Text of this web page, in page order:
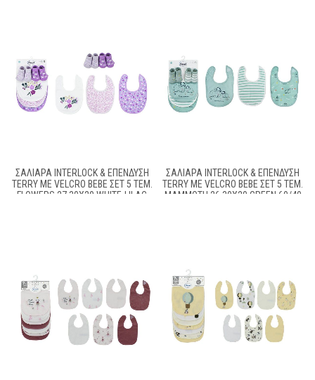
ΣΑΛΙΆΡΑ INTERLOCK & ΕΠΈΝΔΥΣΗ
TERRY ΜΕ VELCRO BEBE ΣΕΤ 5 ΤΕΜ.
FLOWERS 27 30X20 WHITE-LILAC
ΣΑΛΙΆΡΑ INTERLOCK & ΕΠΈΝΔΥΣΗ
TERRY ΜΕ VELCRO BEBE ΣΕΤ 5 ΤΕΜ.
MAMMOTH 26 30X20 GREEN 60/40